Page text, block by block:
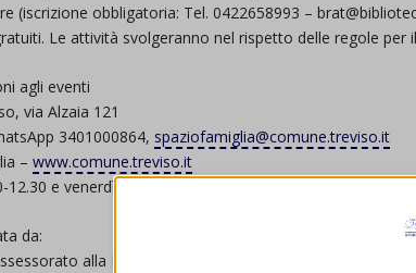
(iscrizione obbligatoria: Tel. 0422658993 –
Le attività svolgeranno nel rispetto delle regole per
agli eventi
via Alzaia 121
3401000864, spaziofamiglia@comune.treviso.it
–www.comune.treviso.it
e venerdì ore 16.00-19.00, su appuntamento
da:
alla Famiglia e alle Pari Opportunità;